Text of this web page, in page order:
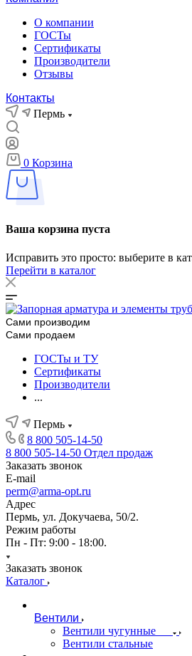
О компании
ГОСТы
Сертификаты
Производители
Отзывы
Контакты
Пермь
0 Корзина
Ваша корзина пуста
Исправить это просто: выберите в
Перейти в каталог
Сами производим
Сами продаем
ГОСТы и ТУ
Сертификаты
Производители
...
Пермь
8 800 505-14-50
8 800 505-14-50 Отдел продаж
Заказать звонок
E-mail
perm@arma-opt.ru
Адрес
Пермь, ул. Докучаева, 50/2.
Режим работы
Пн - Пт: 9:00 - 18:00.
Заказать звонок
Каталог
Вентили
Вентили чугунные
Вентили стальные